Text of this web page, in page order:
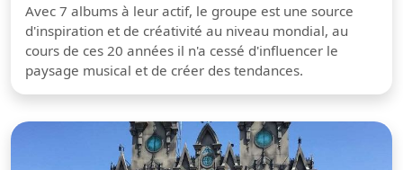
Avec 7 albums à leur actif, le groupe est une source
d'inspiration et de créativité au niveau mondial, au
cours de ces 20 années il n'a cessé d'influencer le
paysage musical et de créer des tendances.